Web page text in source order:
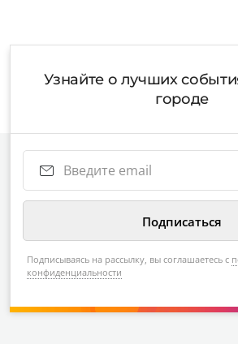
Узнайте о лучших
городе
Подписываясь на рассылку, вы соглашаетесь с
конфиденциальности